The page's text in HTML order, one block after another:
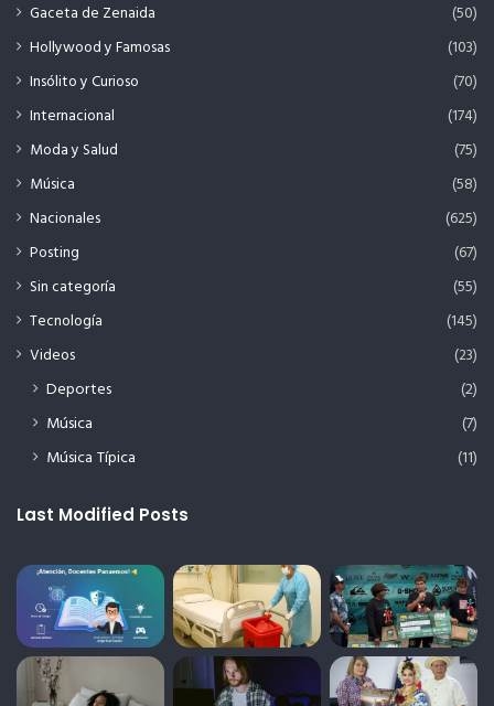
Gaceta de Zenaida
(50)
Hollywood y Famosas
(103)
Insólito y Curioso
(70)
Internacional
(174)
Moda y Salud
(75)
Música
(58)
Nacionales
(625)
Posting
(67)
Sin categoría
(55)
Tecnología
(145)
Videos
(23)
Deportes
(2)
Música
(7)
Música Típica
(11)
Last Modified Posts